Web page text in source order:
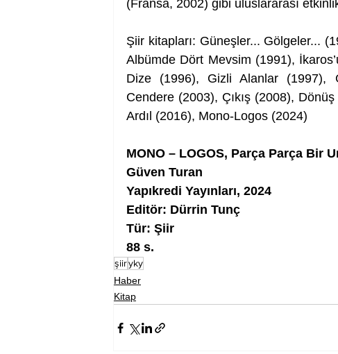
(Fransa, 2002) gibi uluslararası
Şiir kitapları: Güneşler... Gölgeler...
Albümde Dört Mevsim (1991),
Dize (1996), Gizli Alanlar (1997),
Cendere (2003), Çıkış (2008),
Ardıl (2016), Mono-Logos (2024)
MONO – LOGOS, Parça Parça Bir
Güven Turan
Yapıkredi Yayınları, 2024
Editör: Dürrin Tunç
Tür: Şiir
88 s.
şiiryky
Haber
Kitap